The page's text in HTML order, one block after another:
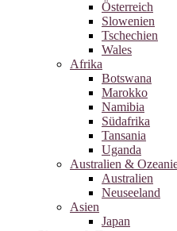
Österreich
Slowenien
Tschechien
Wales
Afrika
Botswana
Marokko
Namibia
Südafrika
Tansania
Uganda
Australien &
Australien
Neuseeland
Asien
Japan